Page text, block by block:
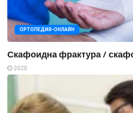
ОРТОПЕДИЯ-ОНЛАЙН
Скафоидна фрактура /
2020